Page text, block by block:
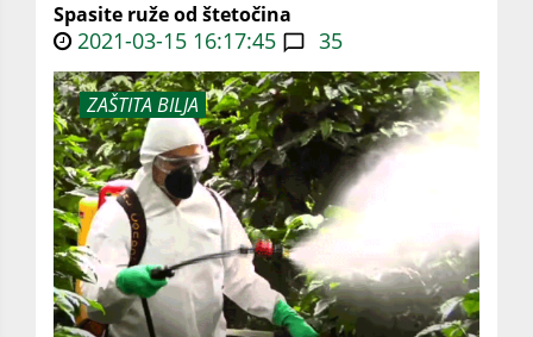
Spasite ruže od štetočina
2021-03-15 16:17:45 35
ZAŠTITA BILJA